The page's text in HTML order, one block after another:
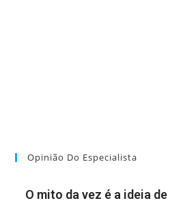
Opinião Do Especialista
O mito da vez é a ideia